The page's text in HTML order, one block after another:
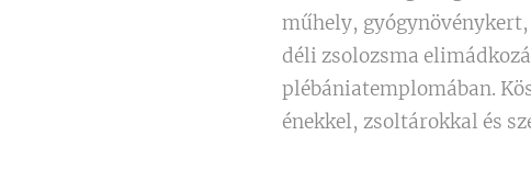
műhely,
déli zsolozsma
plébániatemplomában.
énekkel, zsoltárokkal és